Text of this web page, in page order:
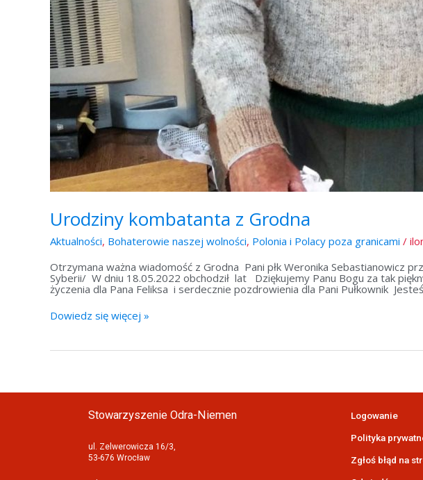
Urodziny kombatanta z Grodna
Aktualności, Bohaterowie naszej wolności, Polonia i Polacy poza granicami /
Otrzymana ważna wiadomość z Grodna Pani płk Weronika Sebastianowicz
Syberii/ W dniu 18.05.2022 obchodził lat Dziękujemy Panu Bogu za tak
życzenia dla Pana Feliksa i serdecznie pozdrowienia dla Pani Pułkownik
Dowiedz się więcej »
Stowarzyszenie Odra-Niemen
ul. Zelwerowicza 16/3,
53-676 Wrocław
Logowanie
Polityka
Zgłoś błąd na